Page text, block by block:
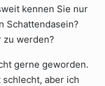
kennen Sie nur
Schattendasein?
zu werden?
gerne geworden.
aber ich